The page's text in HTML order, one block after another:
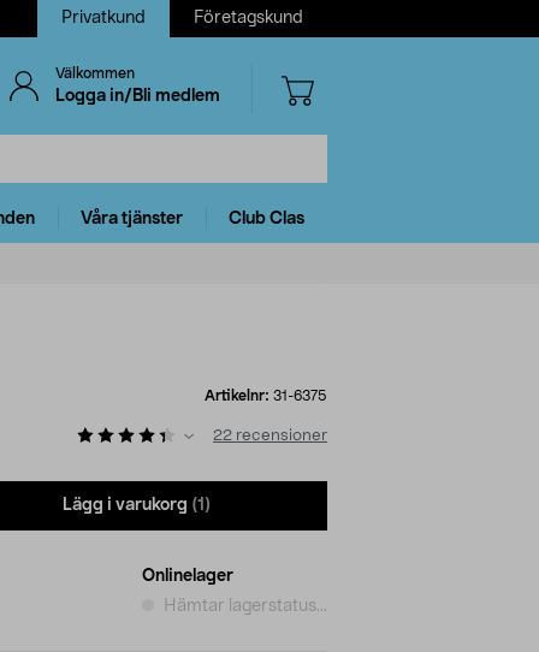
Privatkund Företagskund
Välkommen
Logga in/Bli medlem
Våra tjänster Club Clas
Artikelnr: 31-6375
22 recensioner
Lägg i varukorg (1)
Onlinelager
Hämtar lagerstatus...